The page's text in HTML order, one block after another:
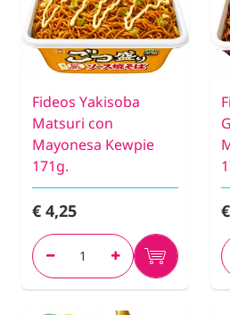
Fideos Yakisoba
Matsuri con
Mayonesa Kewpie
171g.
€ 4,25